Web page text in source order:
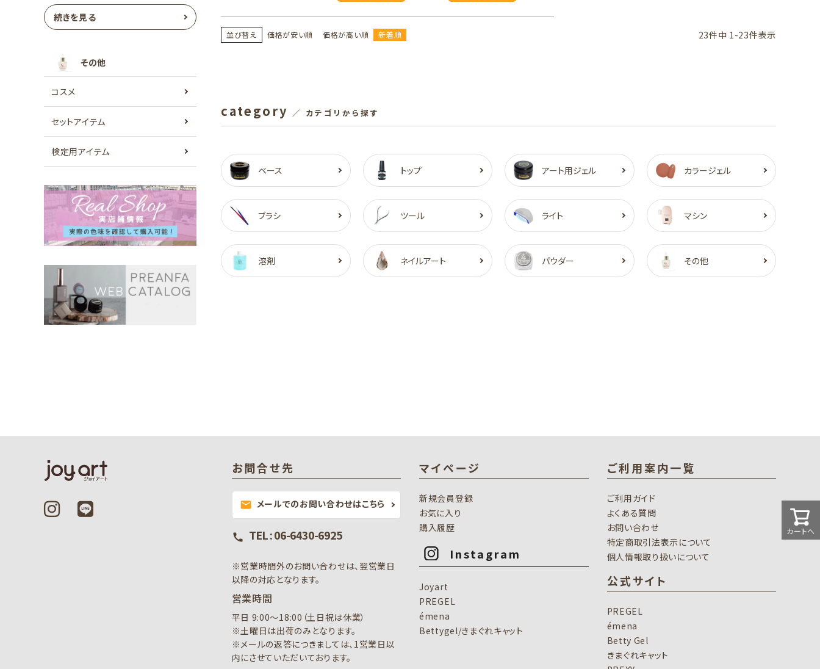
続きを見る
その他
コスメ
セットアイテム
検定用アイテム
並び替え 価格が安い順 価格が高い順 新着順 23件中 1-23件表示
category ／ カテゴリから探す
ベース トップ アート用ジェル カラージェル
ブラシ ツール ライト マシン
溶剤 ネイルアート パウダー その他
カートへ
お問合せ先
mail メールでのお問い合わせはこちら
call TEL : 06-6430-6925
※営業時間外のお問い合わせは、翌営業日
以降の対応となります。
営業時間
平日 9:00～18:00（土日祝は休業）
※土曜日は出荷のみとなります。
※メールの返答につきましては、1営業日以
内にさせていただいております。
マイページ
新規会員登録
お気に入り
購入履歴
Instagram
Joyart
PREGEL
émena
Bettygel/きまぐれキャット
ご利用案内一覧
ご利用ガイド
よくある質問
お問い合わせ
特定商取引法表示について
個人情報取り扱いについて
公式サイト
PREGEL
émena
Betty Gel
きまぐれキャット